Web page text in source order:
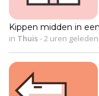
Kippen midden in
in Thuis-2 uren geleden